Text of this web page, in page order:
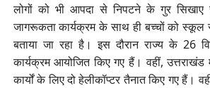
लोगों को भी आपदा से निपटने के गुर सिखाए
जागरूकता कार्यक्रम के साथ ही बच्चों को स्कूल
बताया जा रहा है। इस दौरान राज्य के 26
कार्यक्रम आयोजित किए गए हैं। वहीं,
कार्यों के लिए दो हेलीकॉप्टर तैनात किए गए हैं।